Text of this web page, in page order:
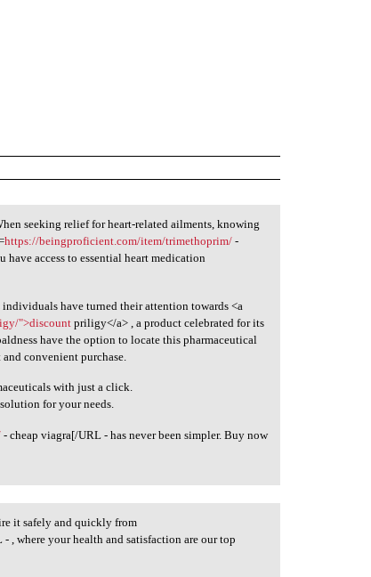
seeking relief for heart-related ailments, knowing
https://beingproficient.com/item/trimethoprim/ -
access to essential heart medication
have turned their attention towards <a
">discount priligy</a> , a product celebrated for its
have the option to locate this pharmaceutical
convenient purchase.
with just a click.
for your needs.
- cheap viagra[/URL - has never been simpler. Buy now
it safely and quickly from
- , where your health and satisfaction are our top